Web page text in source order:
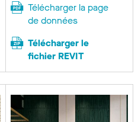
Télécharger la page
de données
Télécharger le
fichier REVIT